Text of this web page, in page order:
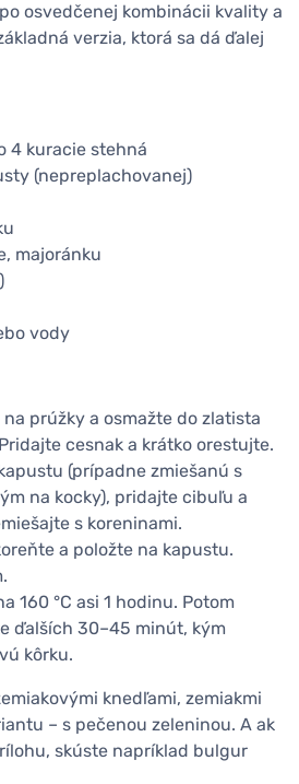
osvedčenej kombinácii kvality a
verzia, ktorá sa dá ďalej
4 kuracie stehná
(nepreplachovanej)
majoránku
vody
prúžky a osmažte do zlatista
cesnak a krátko orestujte.
(prípadne zmiešanú s
na kocky), pridajte cibuľu a
s koreninami.
a položte na kapustu.
160 °C asi 1 hodinu. Potom
ďalších 30–45 minút, kým
kôrku.
knedľami, zemiakmi
– s pečenou zeleninou. A ak
skúste napríklad bulgur